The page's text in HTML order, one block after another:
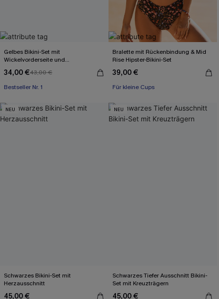
Gelbes Bikini-Set mit
Wickelvorderseite und
34,00 €43,00 €
Bestseller Nr. 1
Bralette mit Rückenbindung & Mid
Rise Hipster-Bikini-Set
39,00 €
Für kleine Cups
NEU
Schwarzes Bikini-Set mit
Herzausschnitt
45,00 €
NEU
Schwarzes Tiefer Ausschnitt Bikini-
Set mit Kreuzträgern
45,00 €